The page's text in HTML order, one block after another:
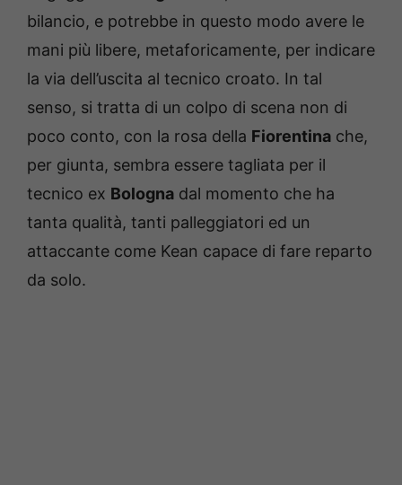
bilancio, e potrebbe in questo modo avere le
mani più libere, metaforicamente, per indicare
la via dell’uscita al tecnico croato. In tal
senso, si tratta di un colpo di scena non di
poco conto, con la rosa della Fiorentina che,
per giunta, sembra essere tagliata per il
tecnico ex Bologna dal momento che ha
tanta qualità, tanti palleggiatori ed un
attaccante come Kean capace di fare reparto
da solo.